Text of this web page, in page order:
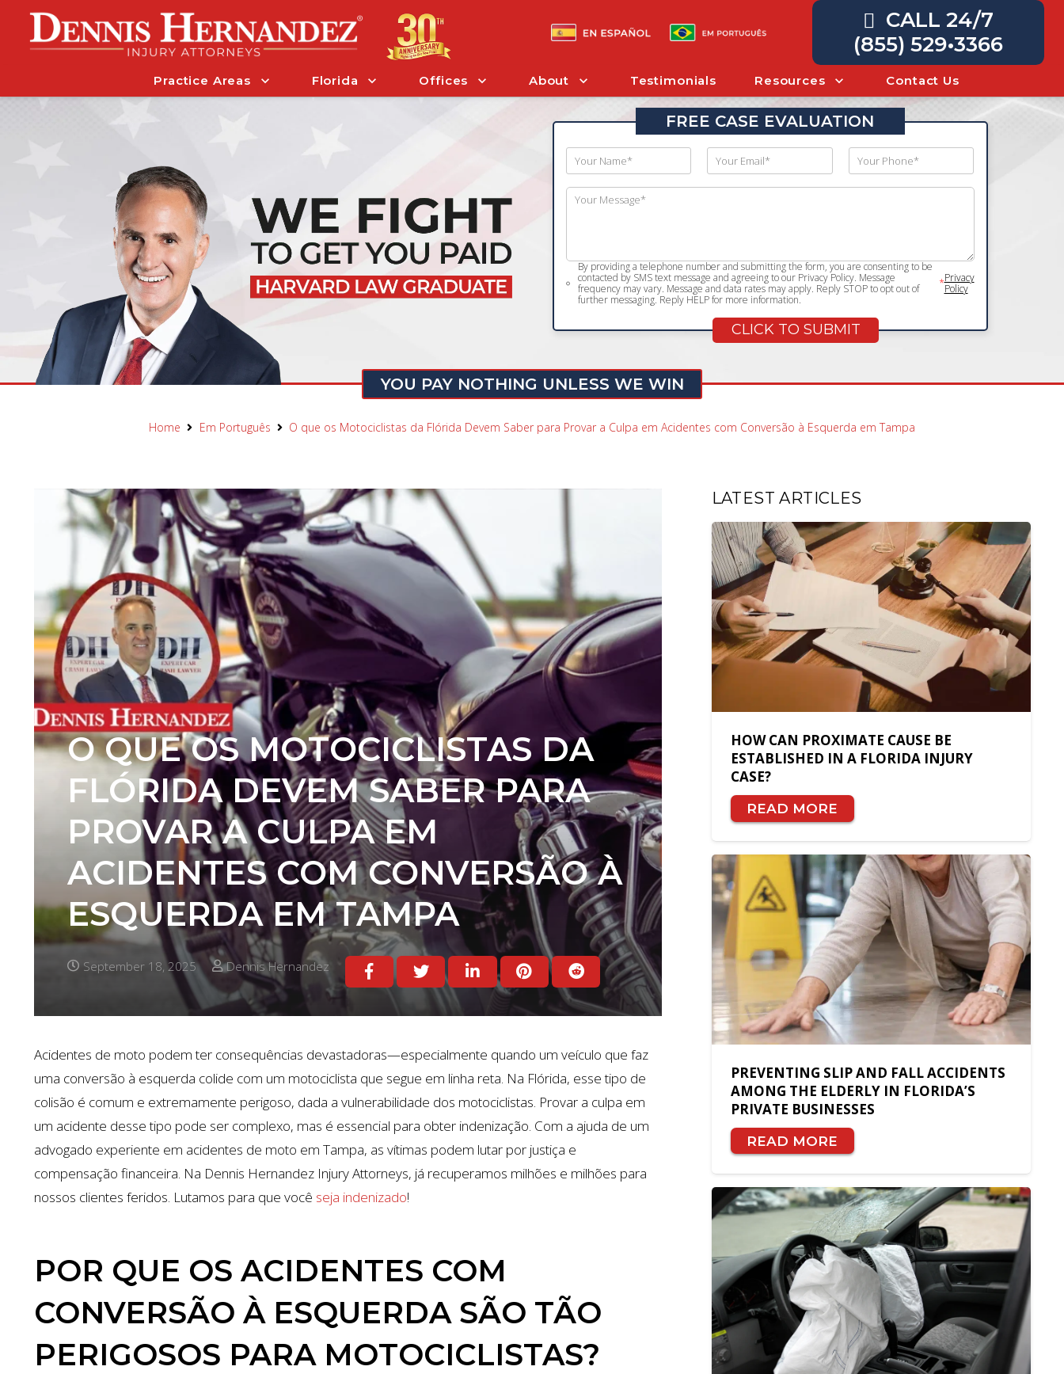
CALL 24/7
(855) 529•3366
Practice Areas Florida Offices About Testimonials Resources Contact Us
FREE CASE EVALUATION
By providing a telephone number and submitting the form, you are consenting to be
contacted by SMS text message and agreeing to our Privacy Policy. Message
frequency may vary. Message and data rates may apply. Reply STOP to opt out of
further messaging. Reply HELP for more information.
*Privacy
Policy
YOU PAY NOTHING UNLESS WE WIN
Home Em Português O que os Motociclistas da Flórida Devem Saber para Provar a Culpa em Acidentes com Conversão à Esquerda em Tampa
O QUE OS MOTOCICLISTAS DA
FLÓRIDA DEVEM SABER PARA
PROVAR A CULPA EM
ACIDENTES COM CONVERSÃO À
ESQUERDA EM TAMPA
September 18, 2025 Dennis Hernandez
Acidentes de moto podem ter consequências devastadoras—especialmente quando um veículo que faz
uma conversão à esquerda colide com um motociclista que segue em linha reta. Na Flórida, esse tipo de
colisão é comum e extremamente perigoso, dada a vulnerabilidade dos motociclistas. Provar a culpa em
um acidente desse tipo pode ser complexo, mas é essencial para obter indenização. Com a ajuda de um
advogado experiente em acidentes de moto em Tampa, as vítimas podem lutar por justiça e
compensação financeira. Na Dennis Hernandez Injury Attorneys, já recuperamos milhões e milhões para
nossos clientes feridos. Lutamos para que você seja indenizado!
POR QUE OS ACIDENTES COM
CONVERSÃO À ESQUERDA SÃO TÃO
PERIGOSOS PARA MOTOCICLISTAS?
LATEST ARTICLES
HOW CAN PROXIMATE CAUSE BE
ESTABLISHED IN A FLORIDA INJURY
CASE?
READ MORE
PREVENTING SLIP AND FALL ACCIDENTS
AMONG THE ELDERLY IN FLORIDA’S
PRIVATE BUSINESSES
READ MORE